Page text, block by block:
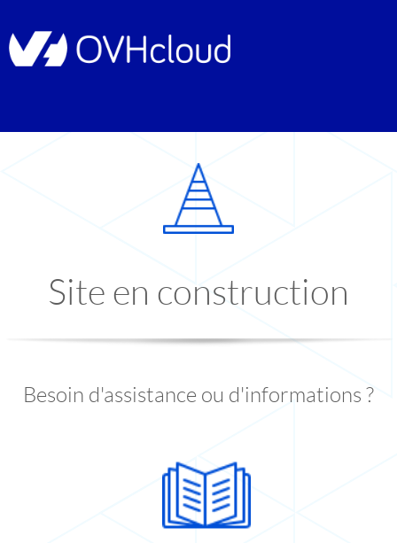
Site en construction
Besoin d'assistance ou d'informations ?